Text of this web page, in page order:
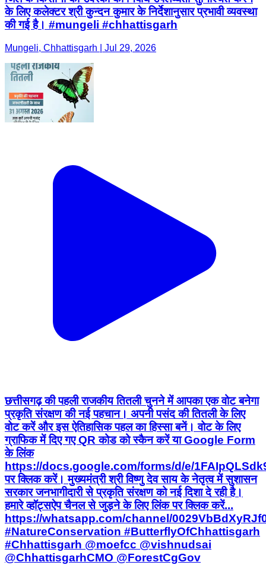
के लिए कलेक्टर श्री कुन्दन कुमार के निर्देशानुसार प्रभावी व्यवस्था
की गई है। #mungeli #chhattisgarh
Mungeli, Chhattisgarh | Jul 29, 2026
छत्तीसगढ़ की पहली राजकीय तितली चुनने में आपका एक वोट बनेगा
प्रकृति संरक्षण की नई पहचान। अपनी पसंद की तितली के लिए
वोट करें और इस ऐतिहासिक पहल का हिस्सा बनें। वोट के लिए
ग्राफिक में दिए गए QR कोड को स्कैन करें या Google Form
के लिंक
https://docs.google.com/forms/d/e/
पर क्लिक करें। मुख्यमंत्री श्री विष्णु देव साय के नेतृत्व में सुशासन
सरकार जनभागीदारी से प्रकृति संरक्षण को नई दिशा दे रही है।
हमारे व्हॉट्सऐप चैनल से जुड़ने के लिए लिंक पर क्लिक करें...
https://whatsapp.com/channel/
#NatureConservation #ButterflyOfChhattisgarh
#Chhattisgarh @moefcc @vishnudsai
@ChhattisgarhCMO @ForestCgGov